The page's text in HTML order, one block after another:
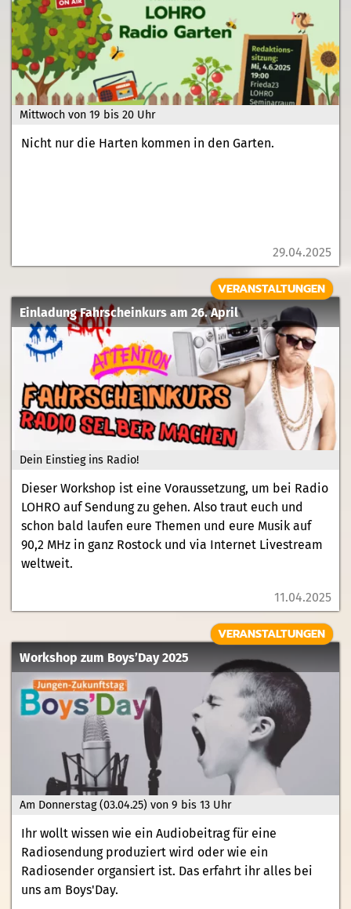
Mittwoch von 19 bis 20 Uhr
Nicht nur die Harten kommen in den Garten.
29.04.2025
Dein Einstieg ins Radio!
Einladung Fahrscheinkurs am 26. April
VERANSTALTUNGEN
Dieser Workshop ist eine Voraussetzung, um bei Radio
LOHRO auf Sendung zu gehen. Also traut euch und
schon bald laufen eure Themen und eure Musik auf
90,2 MHz in ganz Rostock und via Internet Livestream
weltweit.
11.04.2025
Am Donnerstag (03.04.25) von 9 bis 13 Uhr
Workshop zum Boys’Day 2025
VERANSTALTUNGEN
Ihr wollt wissen wie ein Audiobeitrag für eine
Radiosendung produziert wird oder wie ein
Radiosender organsiert ist. Das erfahrt ihr alles bei
uns am Boys'Day.